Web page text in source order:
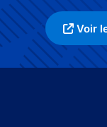
Voir